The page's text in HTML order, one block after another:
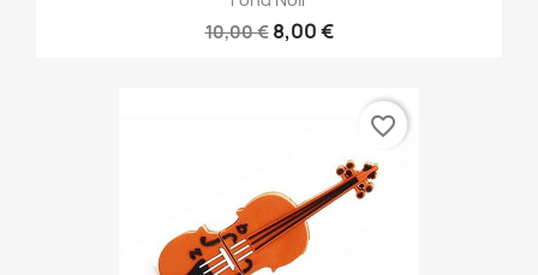
10,00 € 8,00 €
favorite_border